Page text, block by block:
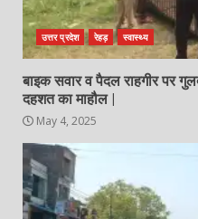
उत्तर प्रदेश रेहड़ स्वास्थ्य
बाइक सवार व पैदल राहगीर पर
दहशत का माहौल |
May 4, 2025